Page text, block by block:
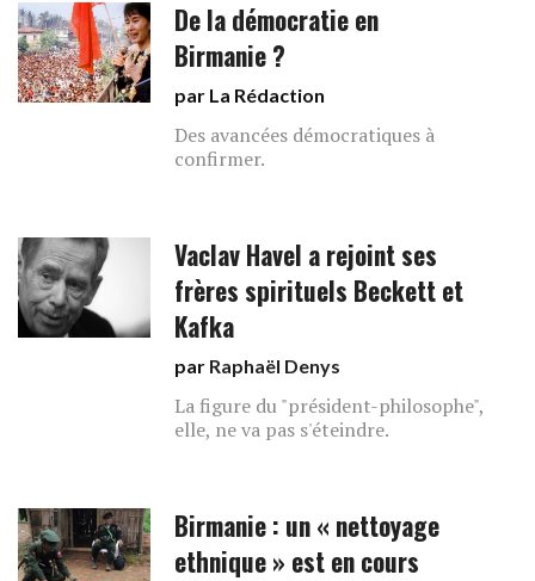
De la démocratie en
Birmanie ?
par La Rédaction
Des avancées démocratiques à
confirmer.
Vaclav Havel a rejoint ses
frères spirituels Beckett et
Kafka
par Raphaël Denys
La figure du "président-philosophe",
elle, ne va pas s'éteindre.
Birmanie : un « nettoyage
ethnique » est en cours